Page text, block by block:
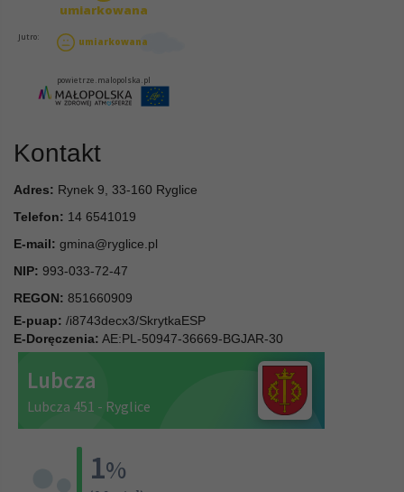
Kontakt
Adres: Rynek 9, 33-160 Ryglice
Telefon: 14 6541019
E-mail: gmina@ryglice.pl
NIP: 993-033-72-47
REGON: 851660909
E-puap: /i8743decx3/SkrytkaESP
E-Doręczenia: AE:PL-50947-36669-BGJAR-30